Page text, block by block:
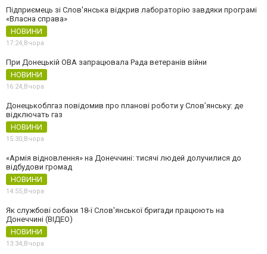
Підприємець зі Слов'янська відкрив лабораторію завдяки програмі
«Власна справа»
НОВИНИ
17:24,Вчора
При Донецькій ОВА запрацювала Рада ветеранів війни
НОВИНИ
16:24,Вчора
Донецькоблгаз повідомив про планові роботи у Слов’янську: де
відключать газ
НОВИНИ
15:30,Вчора
«Армія відновлення» на Донеччині: тисячі людей долучилися до
відбудови громад
НОВИНИ
14:55,Вчора
Як службові собаки 18-ї Слов'янської бригади працюють на
Донеччині (ВІДЕО)
НОВИНИ
13:34,Вчора